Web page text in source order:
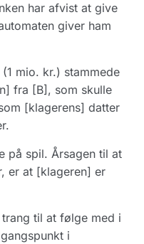
har afvist at give
giver ham
mio. kr.) stammede
fra [B], som skulle
[klagerens] datter
på spil. Årsagen til at
er at [klageren] er
til at følge med i
i